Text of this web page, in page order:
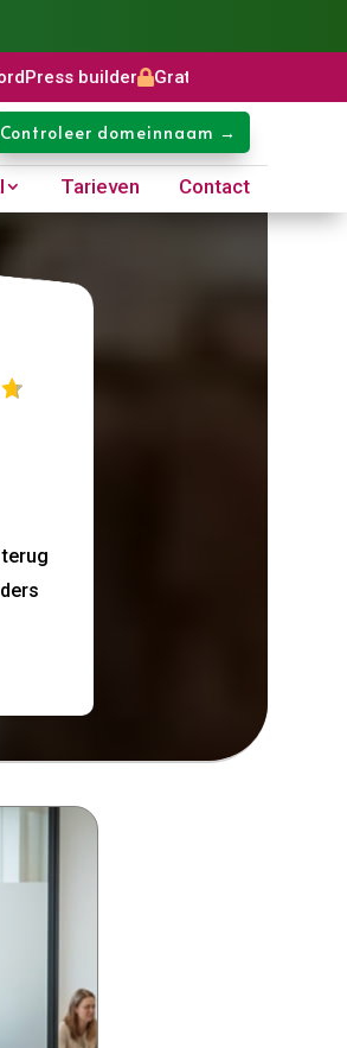
Gratis SSL certificaat
Controleer domeinnaam →
Tarieven Contact